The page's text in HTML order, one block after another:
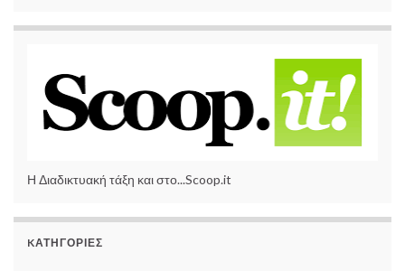
Η Διαδικτυακή τάξη και στο...Scoop.it
KΑΤΗΓΟΡΊΕΣ